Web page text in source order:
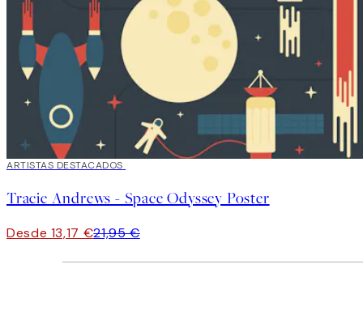
40%*
ARTISTAS DESTACADOS
Tracie Andrews - Space Odyssey Poster
Desde 13,17 €21,95 €